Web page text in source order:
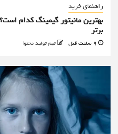
راهنمای خرید
برتر
تیم تولید محتوا